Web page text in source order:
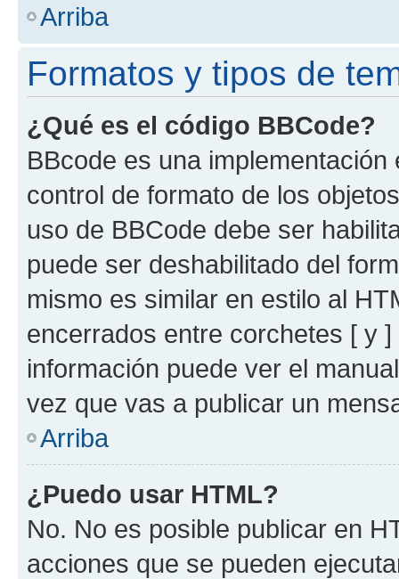
Arriba
Formatos y tipos de
¿Qué es el código BBCode?
BBcode es una
control de formato de los
uso de BBCode debe ser
puede ser deshabilitado del
mismo es similar en estilo al
encerrados entre corchetes [ y
información puede ver el
vez que vas a publicar un
Arriba
¿Puedo usar HTML?
No. No es posible publicar en
acciones que se pueden